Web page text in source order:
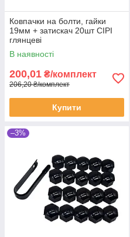
Ковпачки на болти, гайки
19мм + затискач 20шт СІРІ
глянцеві
В наявності
200,01 ₴/комплект
206,20 ₴/комплект
Купити
–3%